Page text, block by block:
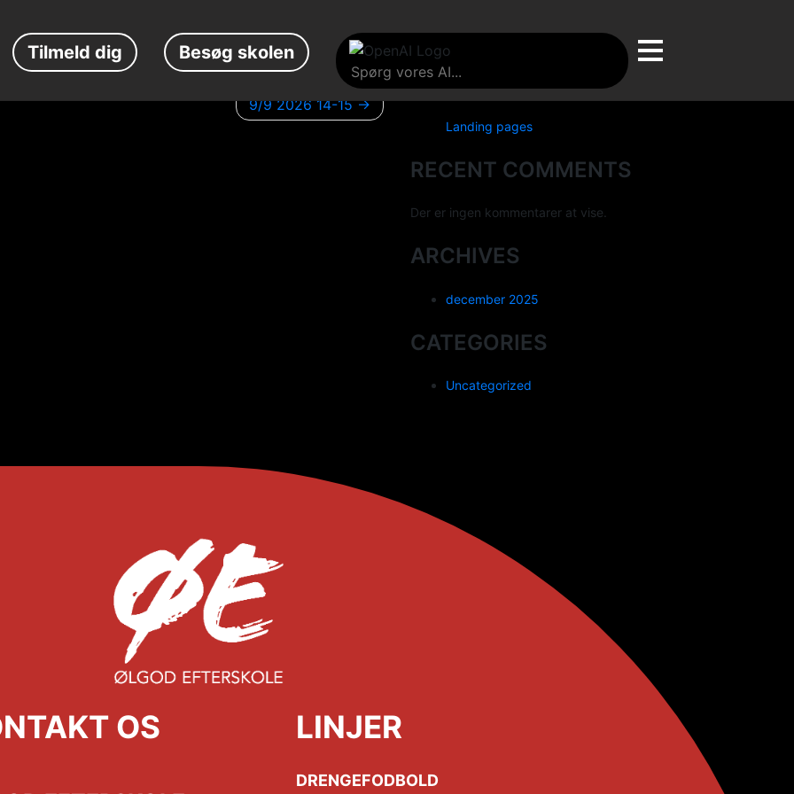
Besøg skolen
Tilmeld dig
9/9 2026 14-15
Søg
RECENT POSTS
Landing pages
RECENT COMMENTS
Der er ingen kommentarer at vise.
ARCHIVES
december 2025
CATEGORIES
Uncategorized
OS LINJER
DRENGEFODBOLD